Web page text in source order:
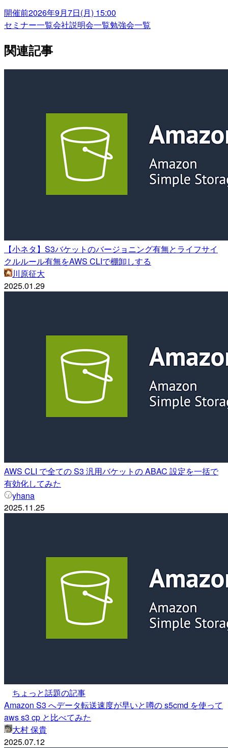
開催前2026年9月7日(月) 15:00
セミナー一覧会社説明会一覧勉強会一覧
関連記事
【小ネタ】S3バケットのバージョニング有無とライフサイ
クルルール有無をAWS CLIで棚卸しする
川原征大
2025.01.29
AWS CLI で全ての S3 汎用バケットの ABAC 設定を一括で
有効化してみた
yhana
2025.11.25
ちょっと話題の記事
Amazon S3 へデータ転送速度が早いと噂の s5cmd を使って
aws s3 cp と比べてみた
大村 保貴
2025.07.12